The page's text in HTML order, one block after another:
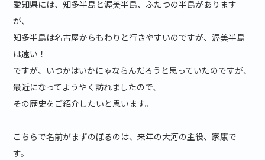
愛知県には、知多半島と渥美半島、ふたつの半島があります
が、
知多半島は名古屋からもわりと行きやすいのですが、渥美半島
は遠い！
ですが、いつかはいかにゃならんだろうと思っていたのですが、
最近になってようやく訪れましたので、
その歴史をご紹介したいと思います。
こちらで名前がまずのぼるのは、来年の大河の主役、家康で
す。